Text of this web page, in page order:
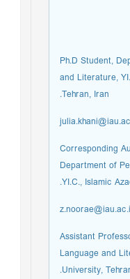
Ph.D Student,
and Literature,
Tehran, Iran.
Corresponding
Department of
YI.C., Islamic
Assistant
Language and
University,